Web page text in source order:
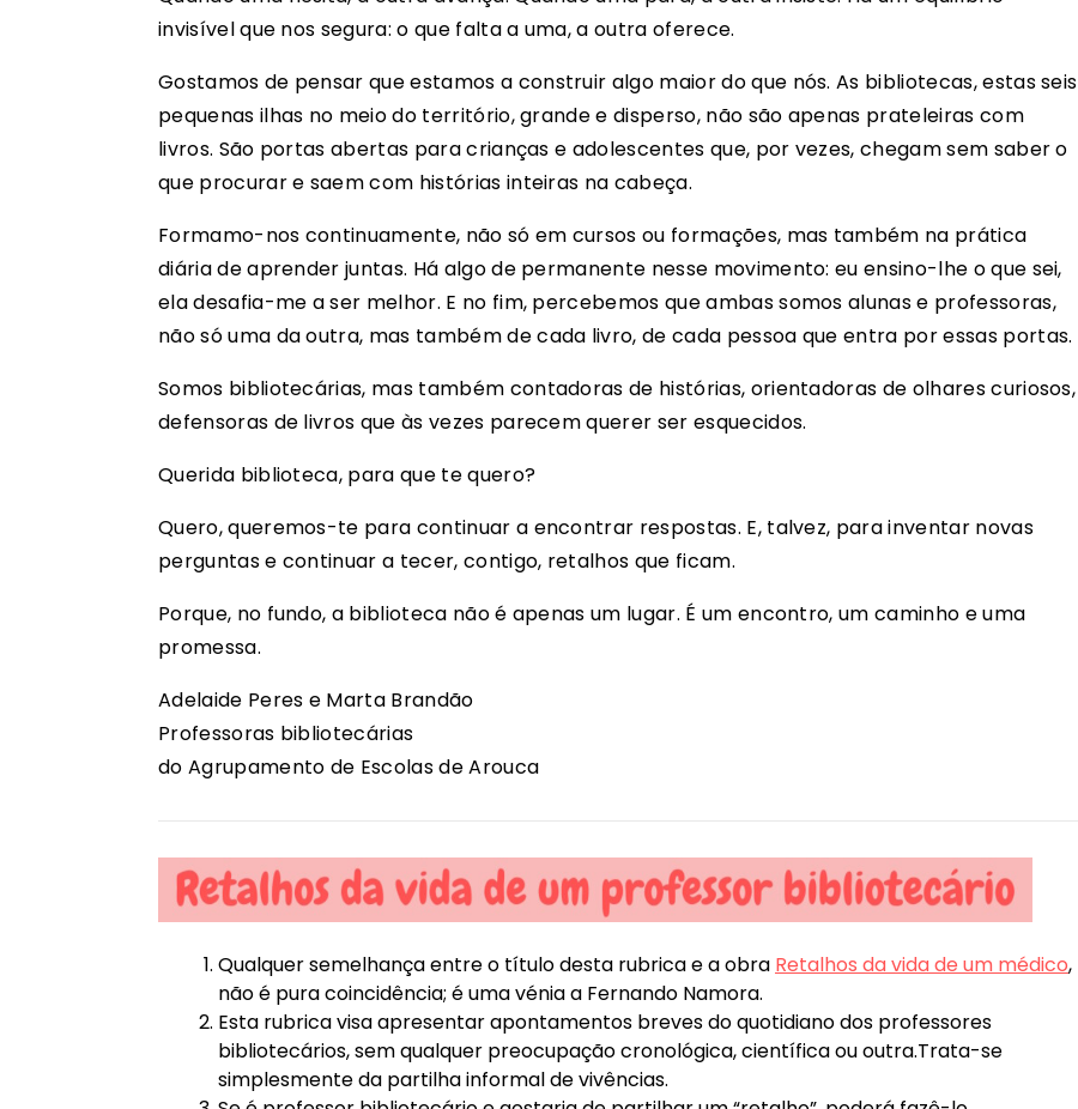
invisível que nos segura: o que falta a uma, a outra oferece.
Gostamos de pensar que estamos a construir algo maior do que nós. As bibliotecas, estas seis
pequenas ilhas no meio do território, grande e disperso, não são apenas prateleiras com
livros. São portas abertas para crianças e adolescentes que, por vezes, chegam sem saber o
que procurar e saem com histórias inteiras na cabeça.
Formamo-nos continuamente, não só em cursos ou formações, mas também na prática
diária de aprender juntas. Há algo de permanente nesse movimento: eu ensino-lhe o que sei,
ela desafia-me a ser melhor. E no fim, percebemos que ambas somos alunas e professoras,
não só uma da outra, mas também de cada livro, de cada pessoa que entra por essas portas.
Somos bibliotecárias, mas também contadoras de histórias, orientadoras de olhares curiosos,
defensoras de livros que às vezes parecem querer ser esquecidos.
Querida biblioteca, para que te quero?
Quero, queremos-te para continuar a encontrar respostas. E, talvez, para inventar novas
perguntas e continuar a tecer, contigo, retalhos que ficam.
Porque, no fundo, a biblioteca não é apenas um lugar. É um encontro, um caminho e uma
promessa.
Adelaide Peres e Marta Brandão
Professoras bibliotecárias
do Agrupamento de Escolas de Arouca
Qualquer semelhança entre o título desta rubrica e a obra Retalhos da vida de um médico,
não é pura coincidência; é uma vénia a Fernando Namora.
Esta rubrica visa apresentar apontamentos breves do quotidiano dos professores
bibliotecários, sem qualquer preocupação cronológica, científica ou outra.Trata-se
simplesmente da partilha informal de vivências.